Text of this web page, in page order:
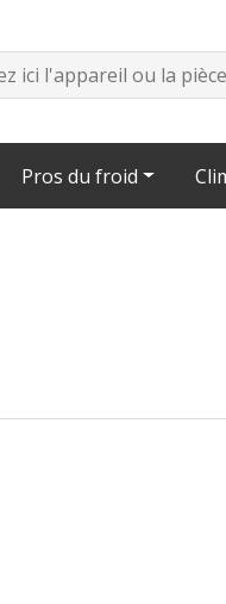
Pros du froid